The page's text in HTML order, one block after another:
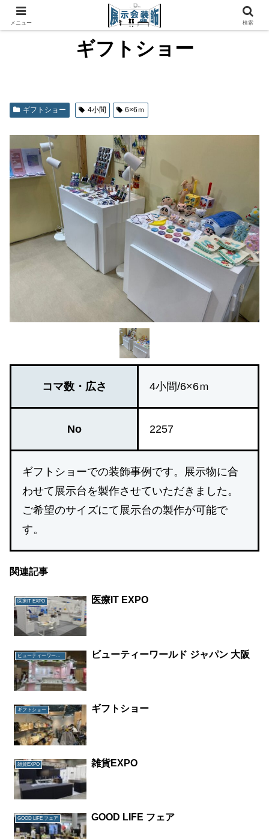
ギフトショー
ギフトショー 4小間 6×6ｍ
コマ数・広さ 4小間/6×6ｍ
No 2257
ギフトショーでの装飾事例です。展示物に合
わせて展示台を製作させていただきました。
ご希望のサイズにて展示台の製作が可能で
す。
関連記事
医療IT EXPO 医療IT EXPO
ビューティーワールド ジャパン 大阪 ビューティーワールド ジャパン 大阪
ギフトショー ギフトショー
雑貨EXPO 雑貨EXPO
GOOD LIFE フェア GOOD LIFE フェア
メニュー 検索